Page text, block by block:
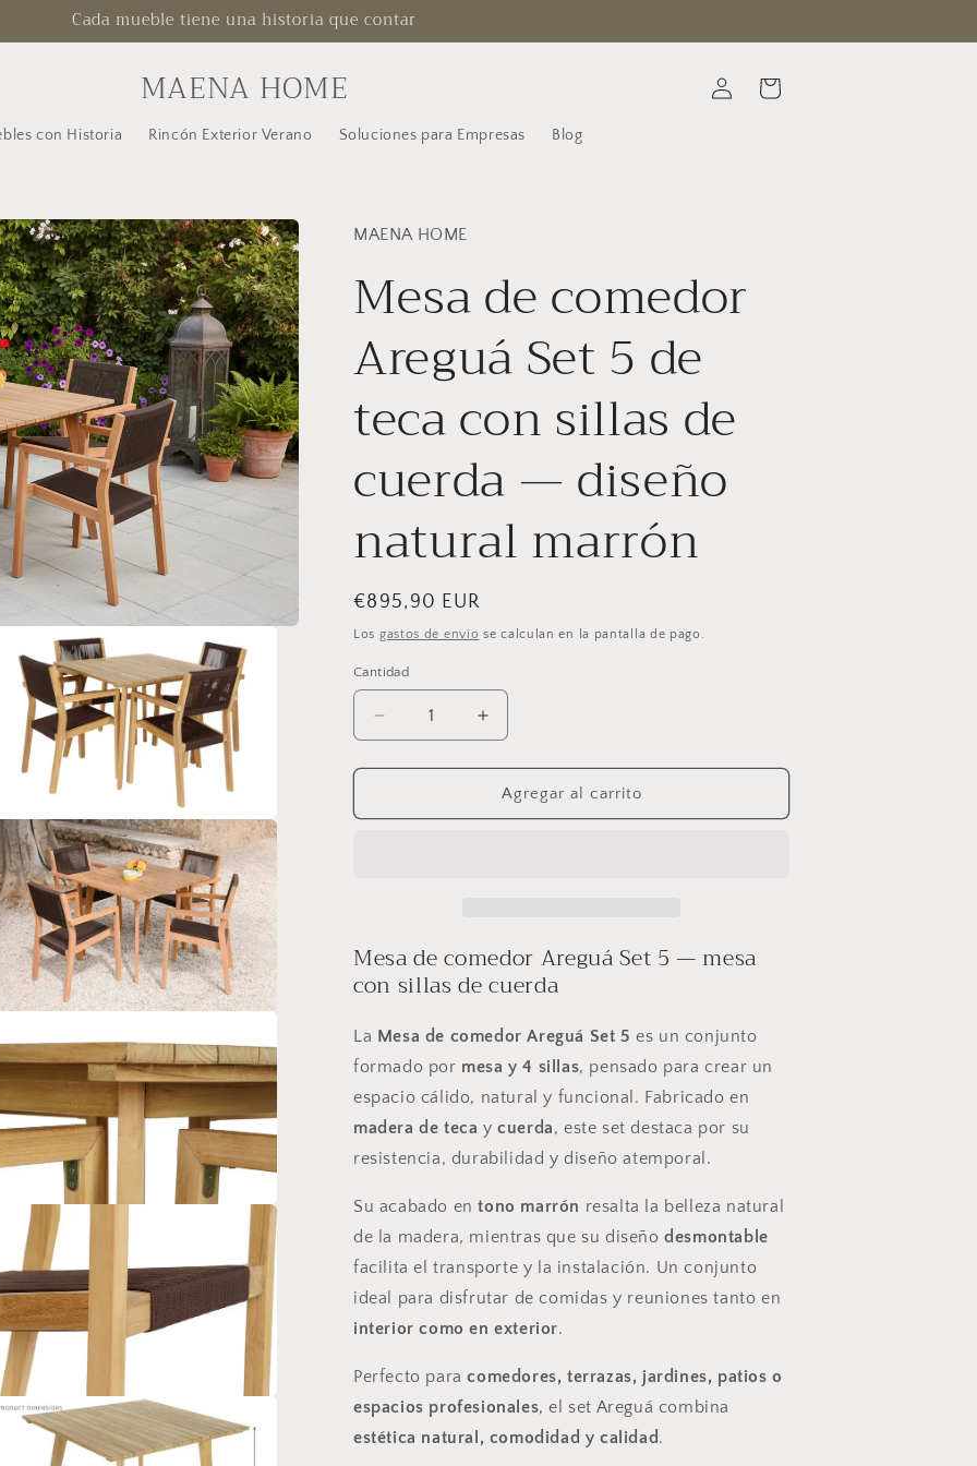
Cada mueble tiene una historia que contar
MAENA HOME
con Historia Rincón Exterior Verano Soluciones para Empresas Blog
sesión
Carrito
MAENA HOME
Mesa de comedor
Areguá Set 5 de
teca con sillas de
cuerda — diseño
natural marrón
Precio
habitual
€895,90 EUR
Los gastos de envío se calculan en la pantalla de pago.
Cantidad
Cantidad
Reducir
cantidad
para
de
teca
con
sillas
cuerda
—
diseño
natural
marrón
Aumentar
cantidad
para
Mesa
de
teca
con
sillas
de
cuerda
—
diseño
marrón
Agregar al carrito
Mesa de comedor Areguá Set 5 — mesa
con sillas de cuerda
La Mesa de comedor Areguá Set 5 es un conjunto
formado por mesa y 4 sillas, pensado para crear un
espacio cálido, natural y funcional. Fabricado en
madera de teca ycuerda, este set destaca por su
resistencia, durabilidad y diseño atemporal.
Su acabado entono marrón resalta la belleza natural
de la madera, mientras que su diseñodesmontable
facilita el transporte y la instalación. Un conjunto
ideal para disfrutar de comidas y reuniones tanto en
interior como en exterior.
Perfecto paracomedores, terrazas, jardines, patios o
espacios profesionales, el set Areguá combina
estética natural, comodidad y calidad.